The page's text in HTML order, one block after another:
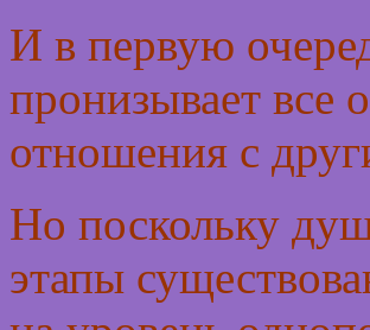
И в первую
пронизывает все
отношения с
Но поскольку
этапы